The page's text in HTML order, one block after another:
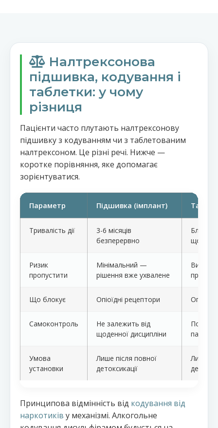
Налтрексонова
підшивка, кодування і
таблетки: у чому
різниця
Пацієнти часто плутають налтрексонову
підшивку з кодуванням чи з таблетованим
налтрексоном. Це різні речі. Нижче —
коротке порівняння, яке допомагає
зорієнтуватися.
Параметр Підшивка (імплант)
Тривалість дії
3-6 місяців
безперервно
Ризик
пропустити
Мінімальний —
рішення вже ухвалене
Що блокує Опіоїдні рецептори
Самоконтроль
Не залежить від
щоденної дисципліни
Умова
установки
Лише після повної
детоксикації
Лише
Принципова відмінність від кодування від
наркотиків у механізмі. Алкогольне